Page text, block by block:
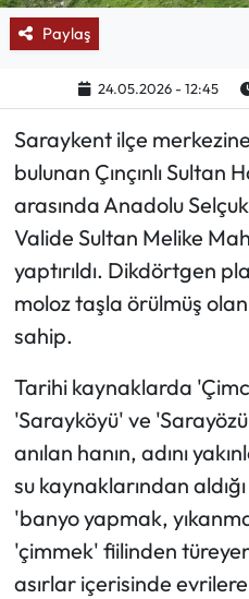
Paylaş
24.05.2026 - 12:45
Saraykent ilçe
bulunan Çınçınlı Sultan
arasında Anadolu
Valide Sultan Melike
yaptırıldı. Dikdörtgen
moloz taşla örülmüş olan
sahip.
Tarihi kaynaklarda
'Sarayköyü' ve
anılan hanın, adını
su kaynaklarından
'banyo yapmak,
'çimmek' fiilinden
asırlar içerisinde
Manşet
BIK
ASTROLOJİ
Spor Yazıları
Mektup Galeri
Ekonomi
Sağlık
Turizm